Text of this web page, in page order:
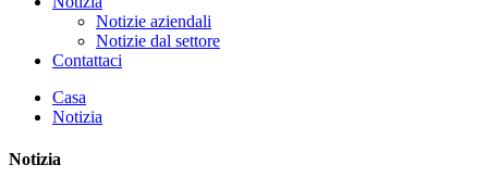
Notizie aziendali
Notizie dal settore
Contattaci
Casa
Notizia
Notizia